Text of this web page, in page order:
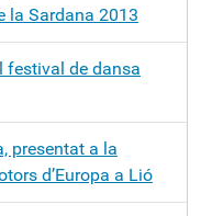
la Sardana 2013
festival de dansa
presentat a la
d’Europa a Lió